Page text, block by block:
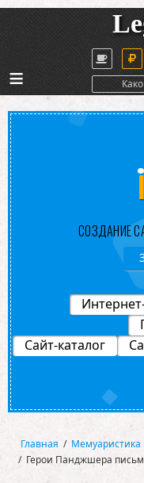
Како
≡
СОЗДАНИЕ
Сайт-каталог
Главная / Мемуаристика
/ Герои Панджшера